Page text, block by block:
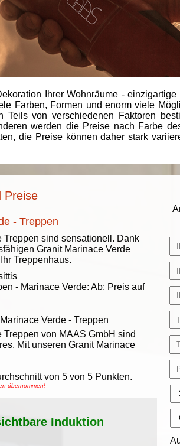
Ihrer Wohnräume -
Farben, Formen und enorm viele
Teils von verschiedenen Faktoren
werden die Preise nach Farbe
die Preise können daher stark
Preise
- Treppen
Treppen sind sensationell. Dank
Granit Marinace Verde
Treppenhaus.
- Marinace Verde: Ab: Preis auf
Marinace Verde - Treppen
Treppen von MAAS GmbH sind
Mit unseren Granit Marinace
von 5 von 5 Punkten.
übernommen!
Induktion